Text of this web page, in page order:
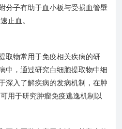
分子有助于血小板与受损血管壁
止血。
取物常用于免疫相关疾病的研
中，通过研究白细胞提取物中细
深入了解疾病的发病机制，在肿
用于研究肿瘤免疫逃逸机制以